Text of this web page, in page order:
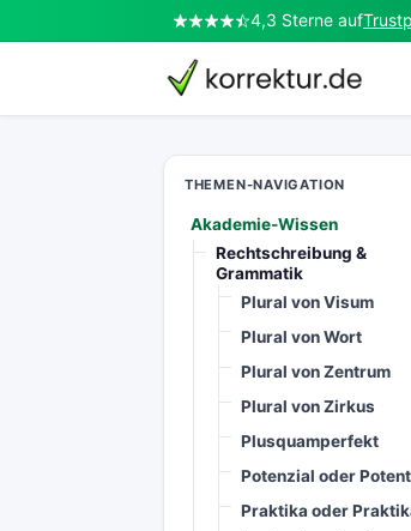
4,3 Sterne auf
korrektur.de
THEMEN-NAVIGATION
Akademie-Wissen
Rechtschreibung &
Grammatik
Plural von Visum
Plural von Wort
Plural von Zentrum
Plural von Zirkus
Plusquamperfekt
Potenzial oder
Praktika oder